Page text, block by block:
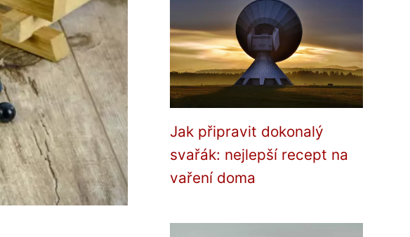
Jak připravit dokonalý
svařák: nejlepší recept na
vaření doma